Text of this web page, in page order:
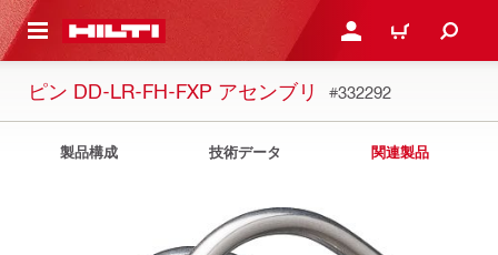
内容を表示 ログイン・新規オンライ
カート
ピン DD-LR-FH-FXP アセンブリ #332292
製品構成 技術データ 関連製品